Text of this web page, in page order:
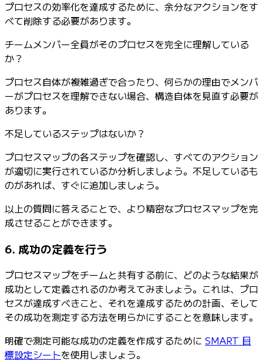
プロセスの効率化を達成するために、余分なアクションをす
べて削除する必要があります。
チームメンバー全員がそのプロセスを完全に理解している
か？
プロセス自体が複雑過ぎで合ったり、何らかの理由でメンバ
ーがプロセスを理解できない場合、構造自体を見直す必要が
あります。
不足しているステップはないか？
プロセスマップの各ステップを確認し、すべてのアクション
が適切に実行されているか分析しましょう。不足しているも
のがあれば、すぐに追加しましょう。
以上の質問に答えることで、より精密なプロセスマップを完
成させることができます。
6. 成功の定義を行う
プロセスマップをチームと共有する前に、どのような結果が
成功として定義されるのか考えてみましょう。これは、プロ
セスが達成すべきこと、それを達成するための計画、そして
その成功を測定する方法を明らかにすることを意味します。
明確で測定可能な成功の定義を作成するために SMART 目
標設定シートを使用しましょう。